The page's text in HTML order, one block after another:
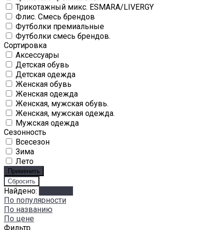
Трикотажный микс. ESMARA/LIVERGY
Флис. Смесь брендов
Футболки премиальные
Футболки смесь брендов.
Сортировка
Аксессуары
Детская обувь
Детская одежда
Женская обувь
Женская одежда
Женская, мужская обувь.
Женская, мужская одежда.
Мужская одежда
Сезонность
Всесезон
Зима
Лето
Найдено:
По популярности
По названию
По цене
Фильтр